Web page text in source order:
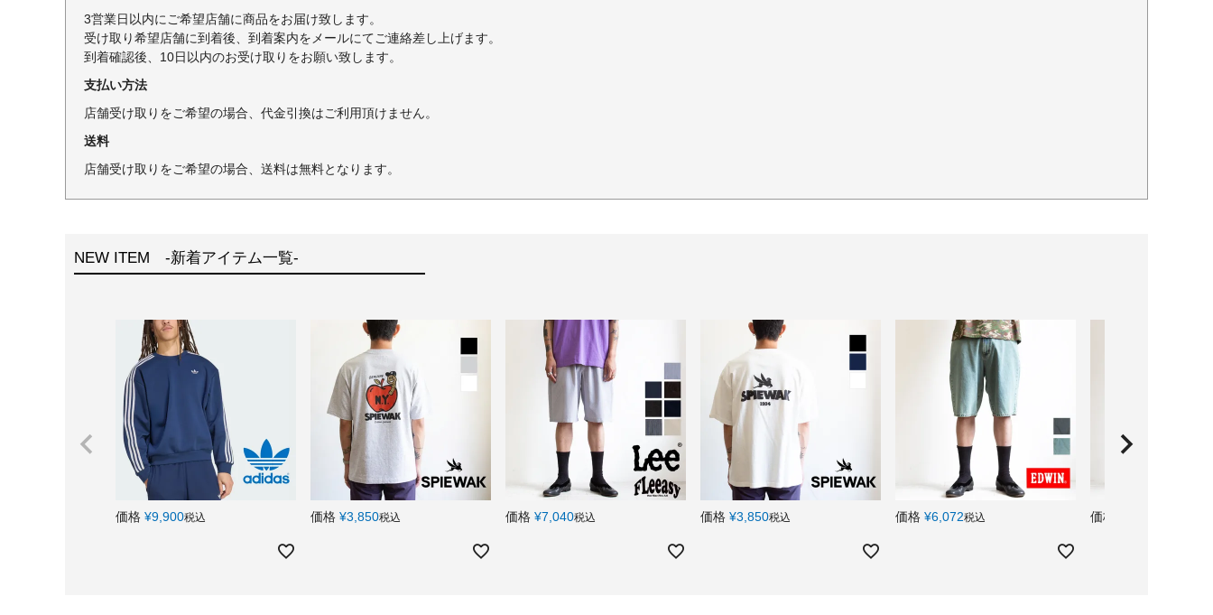
3営業日以内にご希望店舗に商品をお届け致します。
受け取り希望店舗に到着後、到着案内をメールにてご連絡差し上げます。
到着確認後、10日以内のお受け取りをお願い致します。
支払い方法
店舗受け取りをご希望の場合、代金引換はご利用頂けません。
送料
店舗受け取りをご希望の場合、送料は無料となります。
NEW ITEM -新着アイテム一覧-
価格 ¥9,900税込 価格 ¥3,850税込 価格 ¥7,040税込 価格 ¥3,850税込 価格 ¥6,072税込 価格